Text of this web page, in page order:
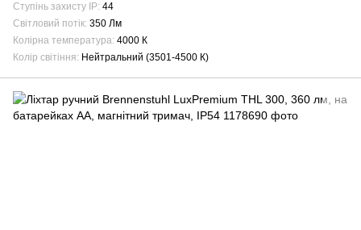
Ступінь захисту IP 44
Світловий потік 350 Лм
Колірна температура 4000 К
Колір світіння
Нейтральний (3501-4500 К)